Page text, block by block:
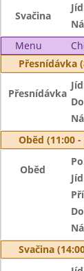
Svačina
Menu
Přesnídávka
Přesnídávka
Oběd (11:00 -
Oběd
Svačina